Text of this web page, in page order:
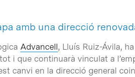
amb una direcció
Advancell, Lluís Ruiz-Ávila,
i que continuarà vinculat a
canvi en la direcció general